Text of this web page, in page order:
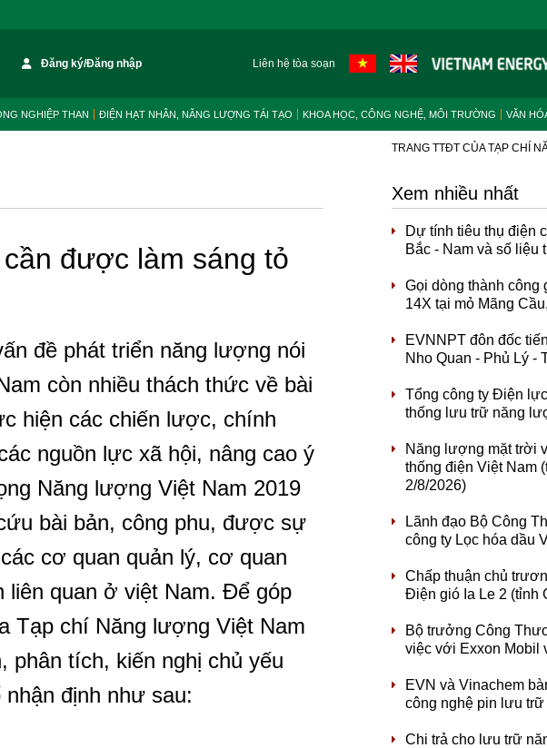
Đăng ký/Đăng nhập Liên hệ tòa soạn
NGHIỆP THAN ĐIỆN HẠT NHÂN, NĂNG LƯỢNG TÁI TẠO KHOA HỌC, CÔNG NGHỆ, MÔI TRƯỜNG VĂN
TRANG TTĐT CỦA TẠP CHÍ
được làm sáng tỏ
đề phát triển năng lượng nói
còn nhiều thách thức về bài
hiện các chiến lược, chính
nguồn lực xã hội, nâng cao ý
Năng lượng Việt Nam 2019
bài bản, công phu, được sự
cơ quan quản lý, cơ quan
liên quan ở việt Nam. Để góp
Tạp chí Năng lượng Việt Nam
phân tích, kiến nghị chủ yếu
định như sau:
Xem nhiều nhất
Dự tính tiêu thụ điện
Bắc - Nam và số liệu
Gọi dòng thành công
14X tại mỏ Mãng
EVNNPT đôn đốc
Nho Quan - Phủ Lý -
Tổng công ty Điện
thống lưu trữ năng
Năng lượng mặt trời
thống điện Việt Nam
2/8/2026)
Lãnh đạo Bộ Công
công ty Lọc hóa dầu
Chấp thuận chủ
Điện gió Ia Le 2 (tỉnh
Bộ trưởng Công
việc với Exxon Mobil
EVN và Vinachem
công nghệ pin lưu
Chi trả cho lưu trữ